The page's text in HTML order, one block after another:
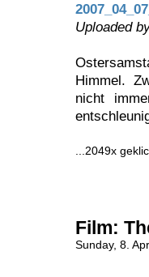
Uploaded
Himmel.
nicht
...2049x
Film:
Sunday, 8.